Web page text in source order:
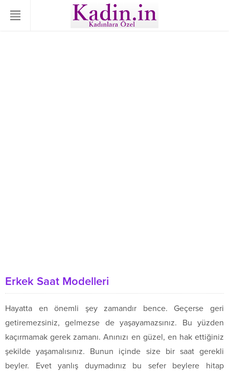
Erkek Saat Modelleri
Hayatta en önemli şey zamandır bence. Geçerse geri
getiremezsiniz, gelmezse de yaşayamazsınız. Bu yüzden
kaçırmamak gerek zamanı. Anınızı en güzel, en hak ettiğiniz
şekilde yaşamalısınız. Bunun içinde size bir saat gerekli
beyler. Evet yanlış duymadınız bu sefer beylere hitap